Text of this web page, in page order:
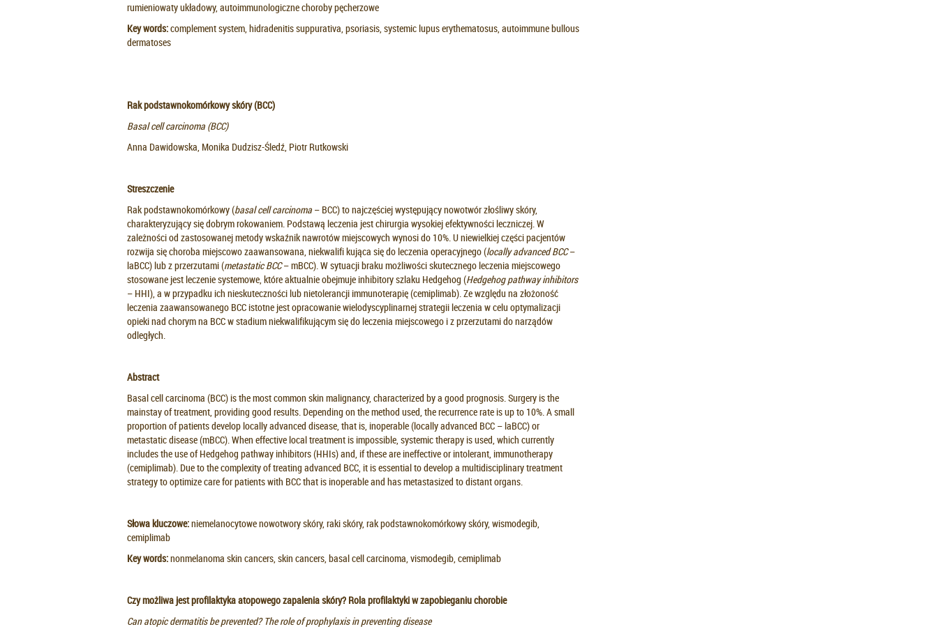
rumieniowaty układowy, autoimmunologiczne choroby pęcherzowe
Key words:complement system, hidradenitis suppurativa, psoriasis, systemic lupus erythematosus, autoimmune bullous
dermatoses
Rak podstawnokomórkowy skóry (BCC)
Basal cell carcinoma (BCC)
Anna Dawidowska, Monika Dudzisz-Śledź, Piotr Rutkowski
Streszczenie
Rak podstawnokomórkowy (basal cell carcinoma – BCC) to najczęściej występujący nowotwór złośliwy skóry,
charakteryzujący się dobrym rokowaniem. Podstawą leczenia jest chirurgia wysokiej efektywności leczniczej. W
zależności od zastosowanej metody wskaźnik nawrotów miejscowych wynosi do 10%. U niewielkiej części pacjentów
rozwija się choroba miejscowo zaawansowana, niekwalifi kująca się do leczenia operacyjnego (locally advanced BCC–
laBCC) lub z przerzutami (metastatic BCC– mBCC). W sytuacji braku możliwości skutecznego leczenia miejscowego
stosowane jest leczenie systemowe, które aktualnie obejmuje inhibitory szlaku Hedgehog (Hedgehog pathway inhibitors
– HHI), a w przypadku ich nieskuteczności lub nietolerancji immunoterapię (cemiplimab). Ze względu na złożoność
leczenia zaawansowanego BCC istotne jest opracowanie wielodyscyplinarnej strategii leczenia w celu optymalizacji
opieki nad chorym na BCC w stadium niekwalifikującym się do leczenia miejscowego i z przerzutami do narządów
odległych.
Abstract
Basal cell carcinoma (BCC) is the most common skin malignancy, characterized by a good prognosis. Surgery is the
mainstay of treatment, providing good results. Depending on the method used, the recurrence rate is up to 10%. A small
proportion of patients develop locally advanced disease, that is, inoperable (locally advanced BCC – laBCC) or
metastatic disease (mBCC). When effective local treatment is impossible, systemic therapy is used, which currently
includes the use of Hedgehog pathway inhibitors (HHIs) and, if these are ineffective or intolerant, immunotherapy
(cemiplimab). Due to the complexity of treating advanced BCC, it is essential to develop a multidisciplinary treatment
strategy to optimize care for patients with BCC that is inoperable and has metastasized to distant organs.
Słowa kluczowe:niemelanocytowe nowotwory skóry, raki skóry, rak podstawnokomórkowy skóry, wismodegib,
cemiplimab
Key words:nonmelanoma skin cancers, skin cancers, basal cell carcinoma, vismodegib, cemiplimab
Czy możliwa jest profilaktyka atopowego zapalenia skóry? Rola profilaktyki w zapobieganiu chorobie
Can atopic dermatitis be prevented? The role of prophylaxis in preventing disease